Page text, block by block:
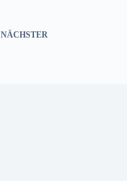
NÄCHSTER